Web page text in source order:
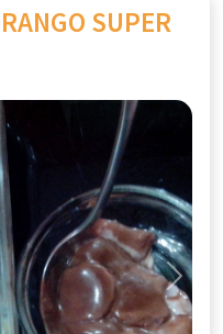
SUPER
Next